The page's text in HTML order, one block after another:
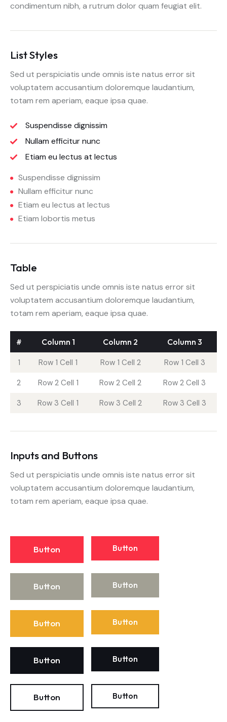
condimentum nibh, a rutrum dolor quam feugiat elit.
List Styles
Sed ut perspiciatis unde omnis iste natus error sit
voluptatem accusantium doloremque laudantium,
totam rem aperiam, eaque ipsa quae.
Suspendisse dignissim
Nullam efficitur nunc
Etiam eu lectus at lectus
Suspendisse dignissim
Nullam efficitur nunc
Etiam eu lectus at lectus
Etiam lobortis metus
Table
Sed ut perspiciatis unde omnis iste natus error sit
voluptatem accusantium doloremque laudantium,
totam rem aperiam, eaque ipsa quae.
# Column 1 Column 2 Column 3
1 Row 1 Cell 1 Row 1 Cell 2
Row 1 Cell 3
2
Row 2 Cell 1 Row 2 Cell 2
Row 2 Cell 3
3
Row 3 Cell 1 Row 3 Cell 2 Row 3 Cell 3
Inputs and Buttons
Sed ut perspiciatis unde omnis iste natus error sit
voluptatem accusantium doloremque laudantium,
totam rem aperiam, eaque ipsa quae.
Button Button
Button Button
Button Button
Button Button
Button Button